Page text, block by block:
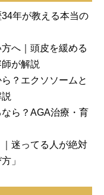
年が教える本当の
へ｜頭皮を緩める
が解説
？エクソソームと
ら？AGA治療・育
｜迷ってる人が絶対
」